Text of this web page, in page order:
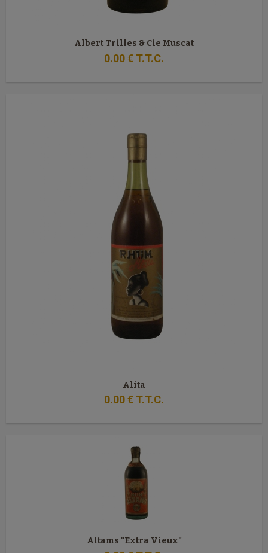
Albert Trilles & Cie Muscat
0.00€ T.T.C.
Alita
0.00€ T.T.C.
Altams "Extra Vieux"